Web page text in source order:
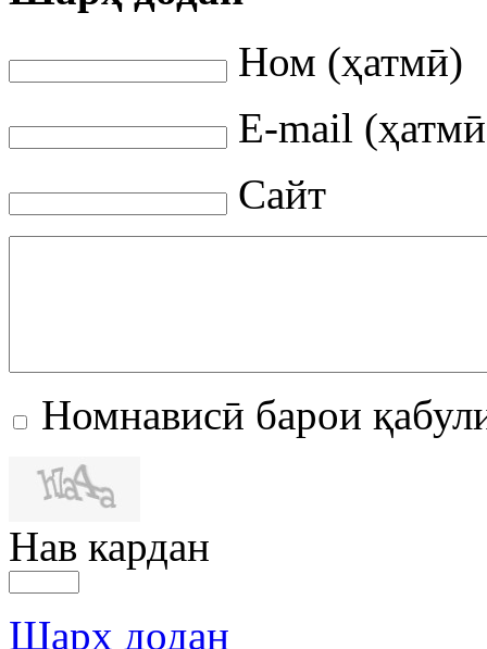
Ном (ҳатмӣ)
E-mail
Сайт
Номнависӣ барои
Нав кардан
Шарҳ додан